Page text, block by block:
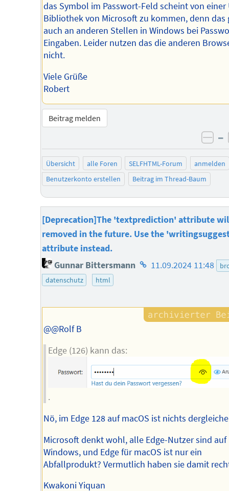
das Symbol im Passwort-Feld scheint von einer
Bibliothek von Microsoft zu kommen, denn das
auch an anderen Stellen in Windows bei
Eingaben. Leider nutzen das die anderen
nicht.
Viele Grüße
Robert
Beitrag melden
–
Übersicht alle Foren SELFHTML-Forum
anmelden
Benutzerkonto erstellen
Beitrag im Thread-Baum
[Deprecation]The 'textprediction' attribute
removed in the future. Use the
attribute instead.
Gunnar Bittersmann Homepage
11.09.2024 11:48
datenschutz
html
@@Rolf B
Edge (126) kann das:
.
Nö, im Edge 128 auf macOS ist nichts
Microsoft denkt wohl, alle Edge-Nutzer sind auf
Windows, und Edge für macOS ist nur ein
Abfallprodukt? Vermutlich haben sie damit
Kwakoni Yiquan